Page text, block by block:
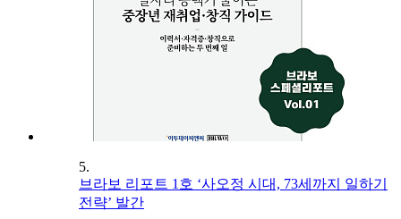
5.
브라보 리포트 1호 ‘사오정 시대, 73세까지 일하기
전략’ 발간